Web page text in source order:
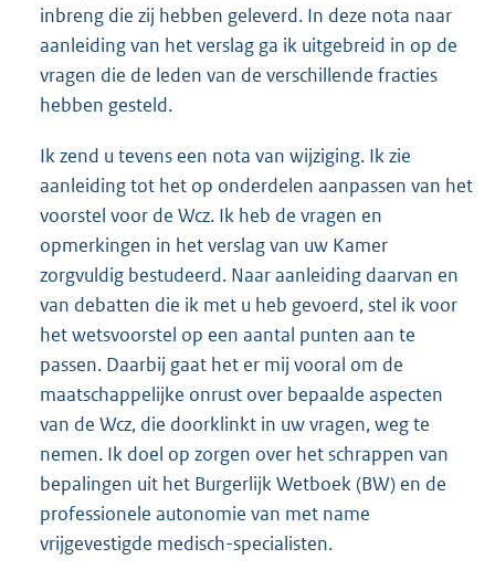
inbreng die zij hebben geleverd. In deze nota naar
aanleiding van het verslag ga ik uitgebreid in op de
vragen die de leden van de verschillende fracties
hebben gesteld.
Ik zend u tevens een nota van wijziging. Ik zie
aanleiding tot het op onderdelen aanpassen van het
voorstel voor de Wcz. Ik heb de vragen en
opmerkingen in het verslag van uw Kamer
zorgvuldig bestudeerd. Naar aanleiding daarvan en
van debatten die ik met u heb gevoerd, stel ik voor
het wetsvoorstel op een aantal punten aan te
passen. Daarbij gaat het er mij vooral om de
maatschappelijke onrust over bepaalde aspecten
van de Wcz, die doorklinkt in uw vragen, weg te
nemen. Ik doel op zorgen over het schrappen van
bepalingen uit het Burgerlijk Wetboek (BW) en de
professionele autonomie van met name
vrijgevestigde medisch-specialisten.